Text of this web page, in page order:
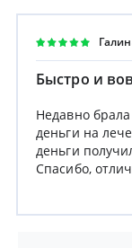
Быстро и
Недавно
деньги на
деньги
Спасибо,